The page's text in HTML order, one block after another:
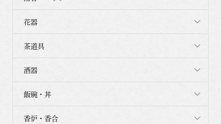
花器
茶道具
酒器
飯碗・丼
香炉・香合